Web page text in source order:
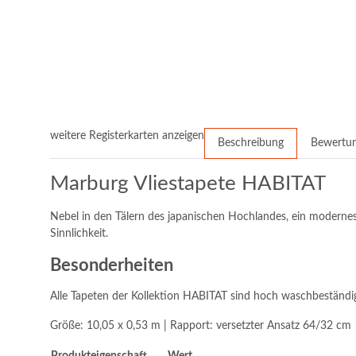
weitere Registerkarten anzeigen
Beschreibung
Marburg Vliestapete HABITAT
Nebel in den Tälern des japanischen Hochlandes, ein
Sinnlichkeit.
Besonderheiten
Alle Tapeten der Kollektion HABITAT sind hoch
Größe: 10,05 x 0,53 m | Rapport: versetzter Ansatz 64/32 cm